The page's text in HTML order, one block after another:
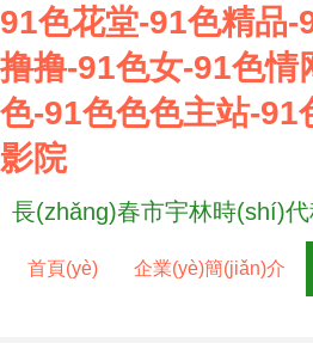
91色花堂-91色精品-
撸撸-91色女-91色情
色-91色色色主站-91
影院
長(zhǎng)春市宇林時(shí)代
首頁(yè) 企業(yè)簡(jiǎn)介